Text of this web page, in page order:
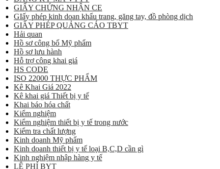
GIẤY CHỨNG NHẬN CE
GIấy phép kinh doan khẩu trang, găng tay, đồ phòng dịch
GIẤY PHÉP QUẢNG CÁO TBYT
Hải quan
Hồ sơ công bố Mỹ phẩm
Hồ sơ lưu hành
Hỗ trợ công khai giá
HS CODE
ISO 22000 THỰC PHẨM
Kê Khai Giá 2022
Kê khai giá Thiết bị y tế
Khai báo hóa chất
Kiểm nghiệm
Kiểm nghiệm thiết bị y tế trong nước
Kiểm tra chất lượng
Kinh doanh Mỹ phẩm
Kinh doanh thiết bị y tế loại B,C,D cần gì
Kinh nghiệm nhập hàng y tế
LỆ PHÍ BYT